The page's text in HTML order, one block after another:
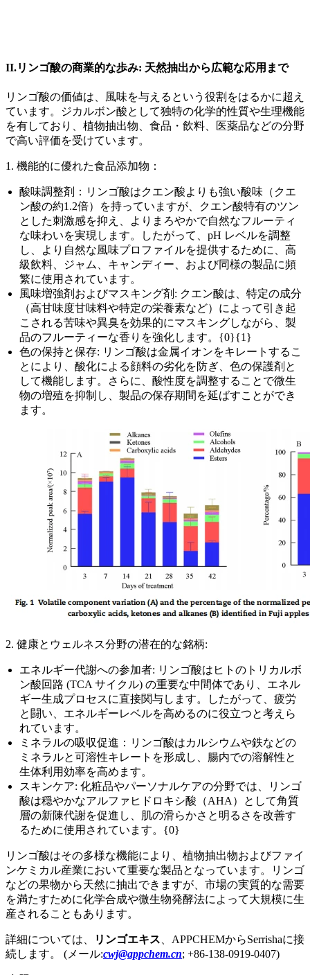
II.リンゴ酸の商業的な歩み: 天然抽出から広範な応用まで
リンゴ酸の価値は、風味を与えるという役割をはるかに超え
ています。ジカルボン酸として独特の化学的性質や生理機能
を有しており、植物抽出物、食品・飲料、医薬品などの分野
で高い評価を受けています。
1. 機能的に優れた食品添加物：
酸味調整剤：リンゴ酸はクエン酸よりも強い酸味（クエ
ン酸の約1.2倍）を持っていますが、クエン酸特有のツン
とした刺激感を抑え、よりまろやかで自然なフルーティ
な味わいを実現します。したがって、pH レベルを調整
し、より自然な風味プロファイルを提供するために、高
級飲料、ジャム、キャンディー、および同様の製品に頻
繁に使用されています。
風味増強剤およびマスキング剤: クエン酸は、特定の成分
（高甘味度甘味料や特定の栄養素など）によって引き起
こされる苦味や異臭を効果的にマスキングしながら、製
品のフルーティーな香りを強化します。{0}{1}
色の保持と保存: リンゴ酸は金属イオンをキレートするこ
とにより、酸化による顔料の劣化を防ぎ、色の保護剤と
して機能します。さらに、酸性度を調整することで微生
物の増殖を抑制し、製品の保存期間を延ばすことができ
ます。
2. 健康とウェルネス分野の潜在的な銘柄:
エネルギー代謝への参加者: リンゴ酸はヒトのトリカルボ
ン酸回路 (TCA サイクル) の重要な中間体であり、エネル
ギー生成プロセスに直接関与します。したがって、疲労
と闘い、エネルギーレベルを高めるのに役立つと考えら
れています。
ミネラルの吸収促進：リンゴ酸はカルシウムや鉄などの
ミネラルと可溶性キレートを形成し、腸内での溶解性と
生体利用効率を高めます。
スキンケア: 化粧品やパーソナルケアの分野では、リンゴ
酸は穏やかなアルファヒドロキシ酸（AHA）として角質
層の新陳代謝を促進し、肌の滑らかさと明るさを改善す
るために使用されています。{0}
リンゴ酸はその多様な機能により、植物抽出物およびファイ
ンケミカル産業において重要な製品となっています。リンゴ
などの果物から天然に抽出できますが、市場の実質的な需要
を満たすために化学合成や微生物発酵法によって大規模に生
産されることもあります。
詳細については、 リンゴエキス 、APPCHEMからSerrishaに接
続します。 (メール:cwj@appchem.cn; +86-138-0919-0407)